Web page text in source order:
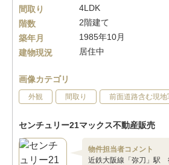
間取り
4LDK
階数
2階建て
築年月
1985年10月
建物現況
居住中
画像カテゴリ
外観 間取り 前面道路含む現地
センチュリー21マックス不動産販売
物件担当者コメント
近鉄大阪線「弥刀」駅